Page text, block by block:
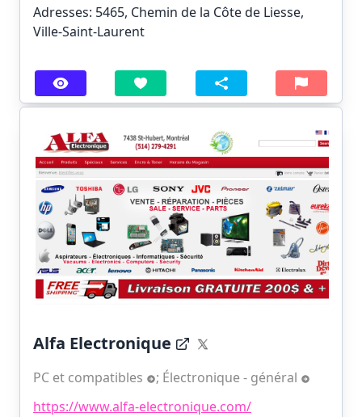
Adresses: 5465, Chemin de la Côte de Liesse,
Ville-Saint-Laurent
Alfa Electronique
PC et compatibles ; Électronique - général
https://www.alfa-electronique.com/